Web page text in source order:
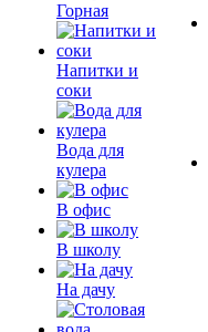
Горная
Напитки и
соки
Вода для
кулера
В офис
В школу
На дачу